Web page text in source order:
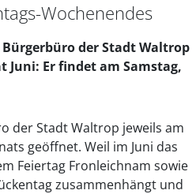
Wochenendes
der Stadt Waltrop
Juni: Er findet am Samstag,
der Stadt Waltrop jeweils am
geöffnet. Weil im Juni das
Feiertag Fronleichnam sowie
zusammenhängt und